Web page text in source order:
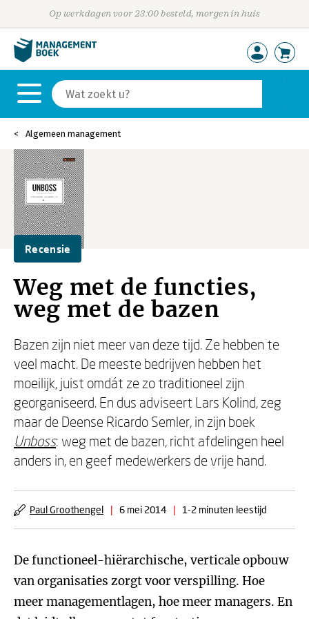
Op werkdagen voor 23:00 besteld, morgen in huis
Algemeen management
Recensie
Weg met de functies,
weg met de bazen
Bazen zijn niet meer van deze tijd. Ze hebben te
veel macht. De meeste bedrijven hebben het
moeilijk, juist omdát ze zo traditioneel zijn
georganiseerd. En dus adviseert Lars Kolind, zeg
maar de Deense Ricardo Semler, in zijn boek
Unboss: weg met de bazen, richt afdelingen heel
anders in, en geef medewerkers de vrije hand.
Paul Groothengel | 6 mei 2014 | 1-2 minuten leestijd
De functioneel-hiërarchische, verticale opbouw
van organisaties zorgt voor verspilling. Hoe
meer managementlagen, hoe meer managers. En